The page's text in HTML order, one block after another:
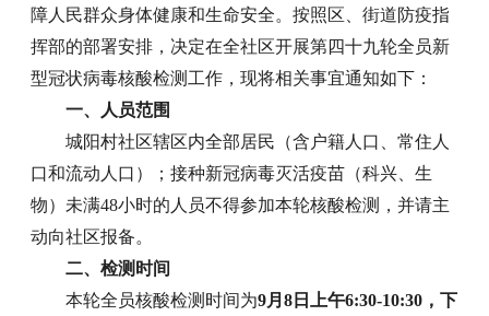
障人民群众身体健康和生命安全。按照区、街道防疫指
挥部的部署安排，决定在全社区开展第四十九轮全员新
型冠状病毒核酸检测工作，现将相关事宜通知如下：
一、人员范围
城阳村社区辖区内全部居民（含户籍人口、常住人
口和流动人口）；接种新冠病毒灭活疫苗（科兴、生
物）未满48小时的人员不得参加本轮核酸检测，并请主
动向社区报备。
二、检测时间
本轮全员核酸检测时间为9月8日上午6:30-10:30，下